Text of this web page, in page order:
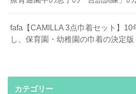
fafa【CAMILLA 3点巾着セット】10
し、保育園・幼稚園の巾着の決定版
カテゴリー